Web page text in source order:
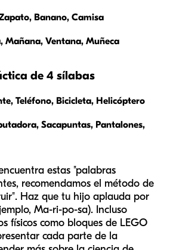
Banano, Camisa
Mañana, Ventana, Muñeca
de 4 sílabas
Teléfono, Bicicleta, Helicóptero
Sacapuntas, Pantalones,
estas "palabras
recomendamos el método de
Haz que tu hijo aplauda por
Ma-ri-po-sa). Incluso
físicos como bloques de LEGO
cada parte de la